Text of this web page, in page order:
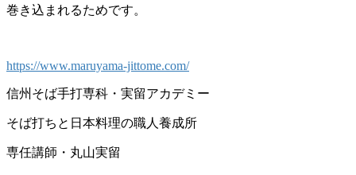
巻き込まれるためです。
https://www.maruyama-jittome.com/
信州そば手打専科・実留アカデミー
そば打ちと日本料理の職人養成所
専任講師・丸山実留